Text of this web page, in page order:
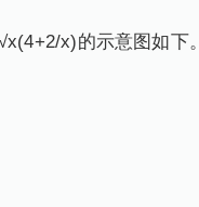
x)的示意图如下。